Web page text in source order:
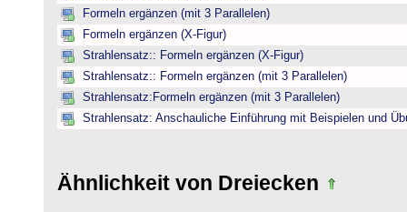
Formeln ergänzen (mit 3 Parallelen)
Formeln ergänzen (X-Figur)
Strahlensatz:: Formeln ergänzen (X-Figur)
Strahlensatz:: Formeln ergänzen (mit 3 Parallelen)
Strahlensatz:Formeln ergänzen (mit 3 Parallelen)
Strahlensatz: Anschauliche Einführung mit Beispielen und
Ähnlichkeit von Dreiecken